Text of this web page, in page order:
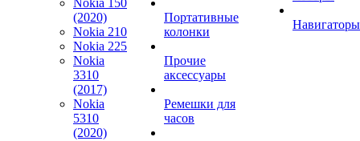
Nokia 150
(2020)
Nokia 210
Nokia 225
Nokia
3310
(2017)
Nokia
5310
(2020)
Портативные
колонки
Прочие
аксессуары
Ремешки для
часов
Навигаторы